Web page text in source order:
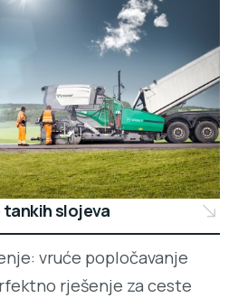
slojeva
vruće popločavanje
rješenje za ceste